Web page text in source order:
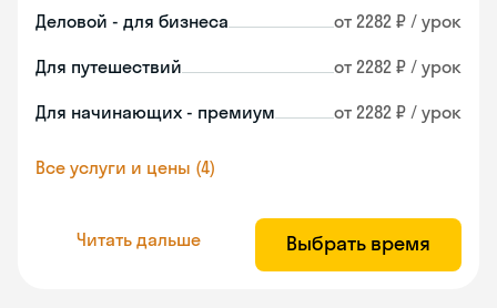
Деловой - для бизнеса от 2282 ₽ / урок
Для путешествий от 2282 ₽ / урок
Для начинающих - премиум от 2282 ₽ / урок
Все услуги и цены (4)
Читать дальше Выбрать время